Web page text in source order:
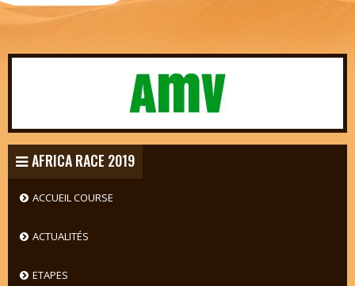
AFRICA RACE 2019
ACCUEIL COURSE
ACTUALITÉS
ETAPES